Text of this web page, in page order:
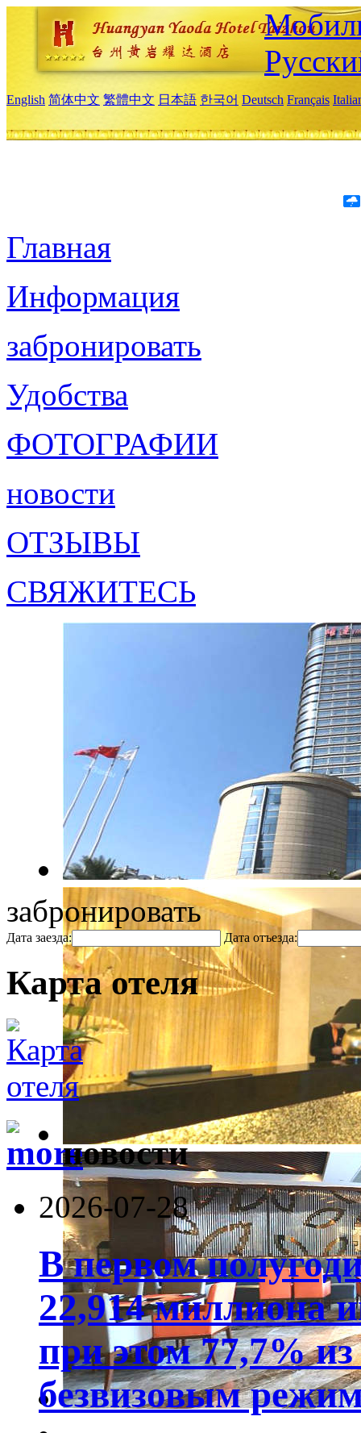
English 简体中文 繁體中文 日本語 한국어 Deutsch Français
Главная
Информация
забронировать
Удобства
ФОТОГРАФИИ
новости
ОТЗЫВЫ
СВЯЖИТЕСЬ
забронировать
Дата заезда: Дата отъезда:
Карта отеля
новости
2026-07-28
В первом
22,914 миллиона
при этом 77,7%
безвизовым